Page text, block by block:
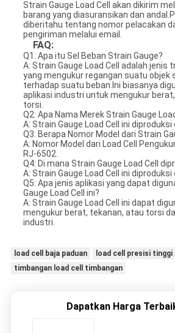
Strain Gauge Load Cell akan dikirim
barang yang diasuransikan dan
diberitahu tentang nomor pelacakan
pengiriman melalui email.
FAQ:
Q1: Apa itu Sel Beban Strain Gauge?
A: Strain Gauge Load Cell adalah jenis
yang mengukur regangan suatu objek
terhadap suatu beban.Ini biasanya
aplikasi industri untuk mengukur
torsi.
Q2: Apa Nama Merek Strain Gauge
A: Strain Gauge Load Cell ini diproduksi
Q3: Berapa Nomor Model dari Strain
A: Nomor Model dari Load Cell
RJ-6502.
Q4: Di mana Strain Gauge Load Cell
A: Strain Gauge Load Cell ini diproduksi
Q5: Apa jenis aplikasi yang dapat
Gauge Load Cell ini?
A: Strain Gauge Load Cell ini dapat
mengukur berat, tekanan, atau torsi
industri.
load cell baja paduan
load cell presisi tinggi
timbangan load cell timbangan
Dapatkan Harga